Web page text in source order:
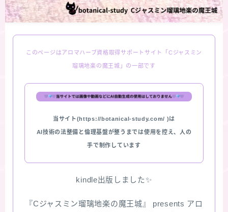
このページはアロマハーブ資格取得サポートサイト「Cジャスミン
瑠璃地楽の魔王城」の一部です
当サイト(https://botanical-study.com/ )は
AI技術の法整備と倫理基盤が整うまでは使用を控え、人の
手で制作しています
kindle出版しました✨
『Cジャスミン瑠璃地楽の魔王城』 presents アロ